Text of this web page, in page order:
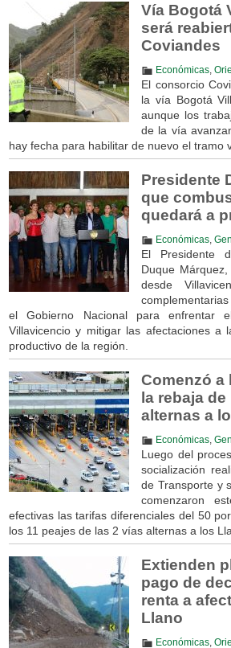
Vía Bogotá
será
Coviandes
Económicas,
El consorcio
la vía Bogotá
aunque los
de la vía
hay fecha para habilitar de nuevo el tramo
Presidente
que
quedará a
Económicas,
El Presidente
Duque
desde
el Gobierno Nacional para
Villavicencio y mitigar las afectaciones a
productivo de la región.
Comenzó a
la rebaja
alternas a
Económicas,
Luego del
socialización
de Transporte y
comenzaron
efectivas las tarifas diferenciales del 50
los 11 peajes de las 2 vías alternas a los
Extienden
pago de
renta a
Llano
Económicas,